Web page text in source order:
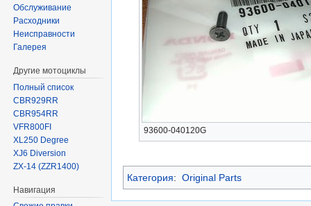
93600-040120G
Категория: Original Parts
Обслуживание
Расходники
Неисправности
Галерея
Другие мотоциклы
Полный список
CBR929RR
CBR954RR
VFR800FI
XL250 Degree
XJ6 Diversion
ZX-14 (ZZR1400)
Навигация